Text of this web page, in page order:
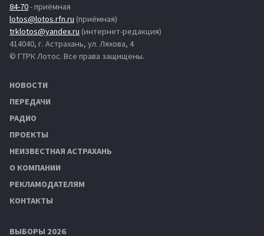
84-70- приёмная
lotos@lotos.rfn.ru (приёмная)
trklotos@yandex.ru (интернет-редакция)
414040, г. Астрахань, ул. Ляхова, 4
© ГТРК Лотос. Все права защищены.
НОВОСТИ
ПЕРЕДАЧИ
РАДИО
ПРОЕКТЫ
НЕИЗВЕСТНАЯ АСТРАХАНЬ
О КОМПАНИИ
РЕКЛАМОДАТЕЛЯМ
КОНТАКТЫ
ВЫБОРЫ 2026